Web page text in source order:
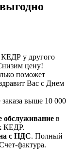
у другого
цену!
поможет
Вас с Днем
выше 10 000
обслуживание в
КЕДР.
с НДС. Полный
фактура.​